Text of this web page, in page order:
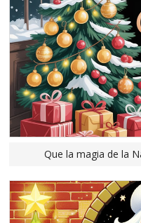
Que la magia de la